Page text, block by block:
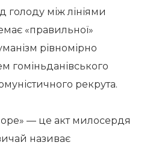
голоду між лініями
«правильної»
рівномірно
гоміньданівського
рекрута.
— це акт милосердя
називає